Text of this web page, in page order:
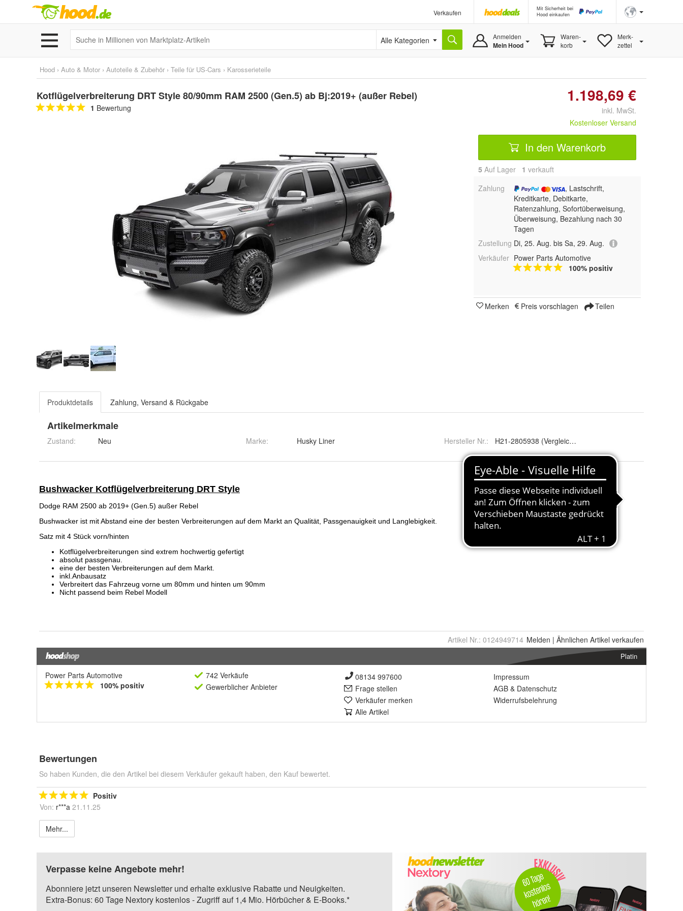
Verkaufen
Mit Sicherheit bei
Hood einkaufen
Alle Kategorien Anmelden
Mein Hood
Waren-
korb
Merk-
zettel
Hood › Auto & Motor › Autoteile & Zubehör › Teile für US-Cars › Karosserieteile
Kotflügelverbreiterung DRT Style 80/90mm RAM 2500 (Gen.5) ab Bj:2019+ (außer Rebel)
1 Bewertung
1.198,69 €
inkl. MwSt.
Kostenloser Versand
In den Warenkorb
5 Auf Lager 1 verkauft
Zahlung
, Lastschrift,
Kreditkarte, Debitkarte,
Ratenzahlung, Sofortüberweisung,
Überweisung, Bezahlung nach 30
Tagen
Zustellung Di, 25. Aug. bis Sa, 29. Aug.
Verkäufer Power Parts Automotive
100% positiv
Merken Preis vorschlagen Teilen
Produktdetails Zahlung, Versand & Rückgabe
Artikelmerkmale
Zustand: Neu Marke: Husky Liner Hersteller Nr.: H21-2805938 (Vergleichsnr:L22-50938
Artikel Nr.: 0124949714 Melden | Ähnlichen Artikel verkaufen
Platin
Power Parts Automotive
100% positiv
742 Verkäufe
Gewerblicher Anbieter
08134 997600
Frage stellen
Verkäufer merken
Alle Artikel
Impressum
AGB & Datenschutz
Widerrufsbelehrung
Bewertungen
So haben Kunden, die den Artikel bei diesem Verkäufer gekauft haben, den Kauf bewertet.
Positiv
Von: r***a 21.11.25
Mehr...
Verpasse keine Angebote mehr!
Abonniere jetzt unseren Newsletter und erhalte exklusive Rabatte und Neuigkeiten.
Extra-Bonus: 60 Tage Nextory kostenlos - Zugriff auf 1,4 Mio. Hörbücher & E-Books.*